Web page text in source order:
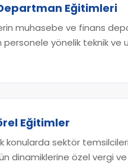
Eğitimleri
muhasebe ve finans
personele yönelik teknik ve
Eğitimler
konularda sektör
dinamiklerine özel vergi